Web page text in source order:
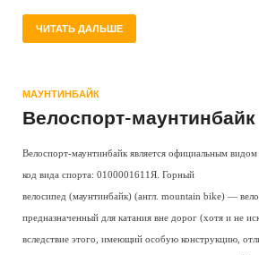
ЧИТАТЬ ДАЛЬШЕ
МАУНТИНБАЙК
Велоспорт-маунтинбайк
Велоспорт-маунтинбайк является официальным
код вида спорта: 0100001611Я. Горный
велосипед (маунтинбайк) (англ. mountain bike) —
предназначенный для катания вне дорог (хотя и не
вследствие этого, имеющий особую конструкцию,